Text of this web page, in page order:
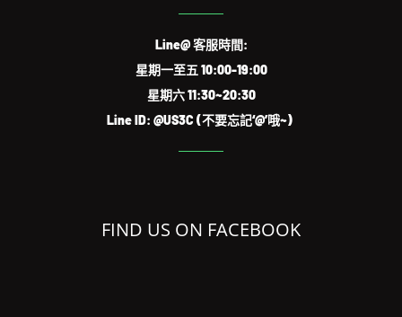
Line@ 客服時間:
星期一至五 10:00-19:00
星期六 11:30~20:30
Line ID: @US3C (不要忘記‘@’哦~)
FIND US ON FACEBOOK